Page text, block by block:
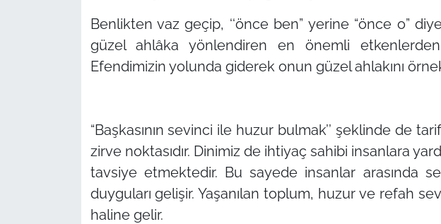
Benlikten vaz geçip, ‘‘önce ben” yerine “önce o”
güzel ahlâka yönlendiren en önemli
Efendimizin yolunda giderek onun güzel ahlakını örnek
“Başkasının sevinci ile huzur bulmak’’ şeklinde de
zirve noktasıdır. Dinimiz de ihtiyaç sahibi insanlara
tavsiye etmektedir. Bu sayede insanlar arasında
duyguları gelişir. Yaşanılan toplum, huzur ve refah
haline gelir.